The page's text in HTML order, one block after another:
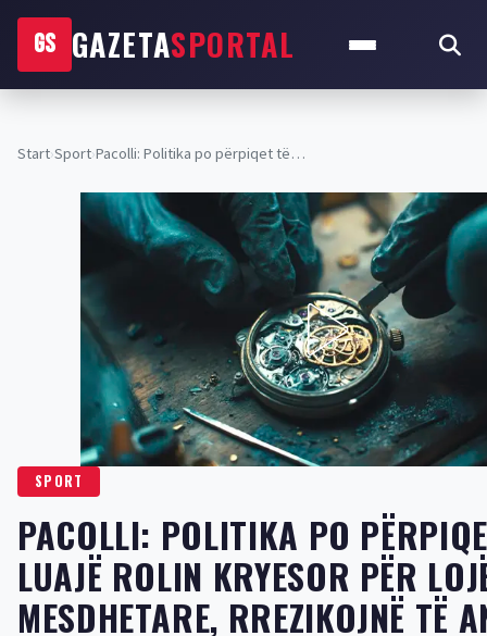
Sipas tij, Komiteti Olimpik duhet të ketë kujdes, që
organizativ të qëndrojë larg politikës.
Në të kundërtën, sipas Pacollit, rrezikohet që këto
anulohen.